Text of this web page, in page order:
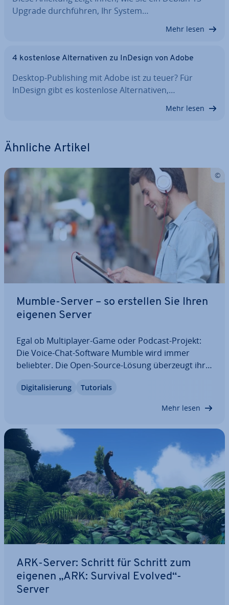
Upgrade durch­füh­ren, Ihr System…
Mehr lesen
4 kos­ten­lo­se Al­ter­na­ti­ven zu InDesign von Adobe
Desktop-Pu­bli­shing mit Adobe ist zu teuer? Für
InDesign gibt es kos­ten­lo­se Al­ter­na­ti­ven,…
Mehr lesen
Ähnliche Artikel
Mumble-Server – so erstellen Sie Ihren
eigenen Server
Egal ob Mul­ti­play­er-Game oder Podcast-Projekt:
Die Voice-Chat-Software Mumble wird immer
beliebter. Die Open-Source-Lösung überzeugt ihre
Funk­tio­nen. Ein weiterer Vorteil: Jeder kann einen
Di­gi­ta­li­sie­rung Tutorials
Mehr lesen
ARK-Server: Schritt für Schritt zum
eigenen „ARK: Survival Evolved“-
Server